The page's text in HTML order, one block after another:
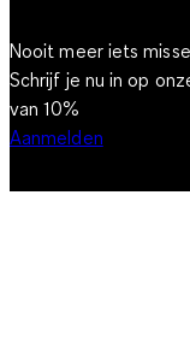
Nooit meer iets
Schrijf je nu in op
van 10%
Aanmelden